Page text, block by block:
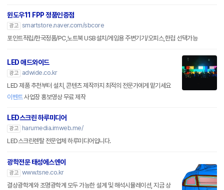
윈도우11 FPP 정품인증점
광고 smartstore.naver.com/sbcore
포인트적립/한국정품/PC,노트북 USB설치/게임용 주변기기/오피스,한컴 선택가능
LED 애드와이드
광고
adwide.co.kr
LED 제품 추천부터 설치, 콘텐츠 제작까지 최적의 전문가에게 맡기세요
이벤트사업장 홍보영상 무료 제작
LED스크린 하루미디어
광고
harumedia.imweb.me/
LED스크린렌탈 전문업체 하루미디어입니다.
광학전문 태성에스엔이
광고 www.tsne.co.kr
결상광학계와 조명광학계 모두 가능한 설계 및 해석시뮬레이션, 지금 상